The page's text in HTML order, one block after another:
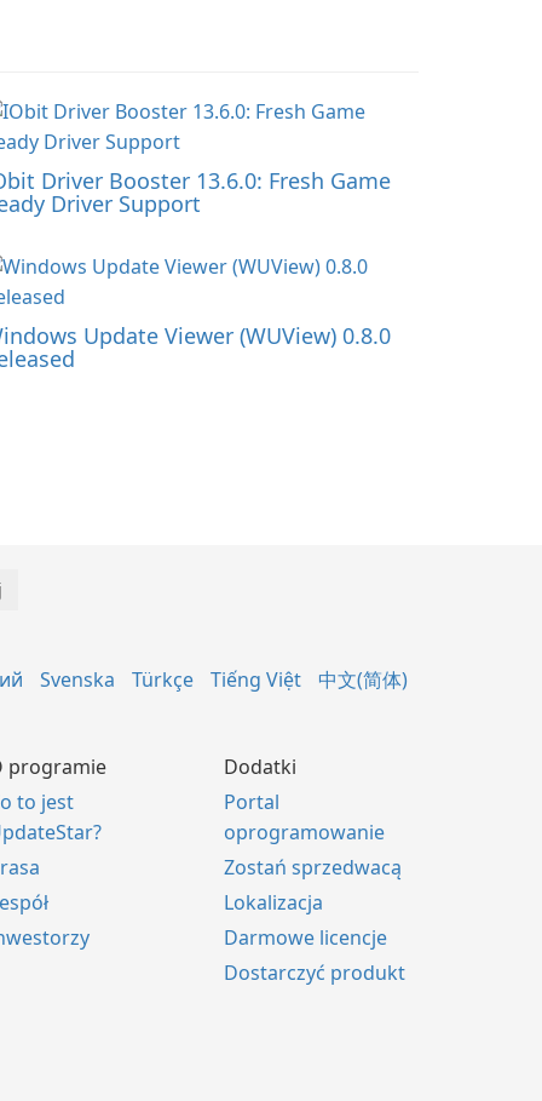
Driver Booster 13.6.0: Fresh Game
Driver Support
Update Viewer (WUView) 0.8.0
Svenska Türkçe Tiếng Việt
中文(简体)
programie
to jest
Dodatki
Portal
oprogramowanie
Zostań sprzedwacą
Lokalizacja
Darmowe licencje
Dostarczyć produkt